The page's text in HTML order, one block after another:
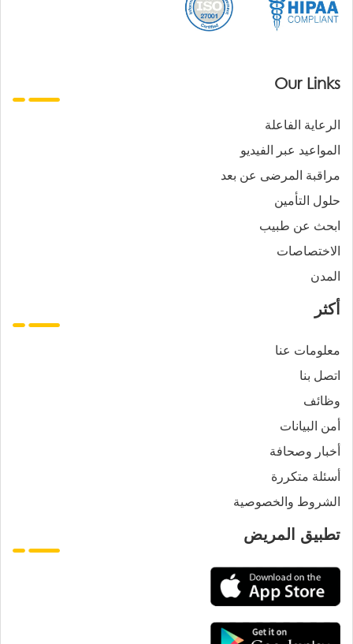
Our Links
الرعاية الفاعلة
المواعيد عبر الفيديو
مراقبة المرضى عن بعد
حلول التأمين
ابحث عن طبيب
الاختصاصات
المدن
أكثر
معلومات عنا
اتصل بنا
وظائف
أمن البيانات
أخبار وصحافة
أسئلة متكررة
الشروط والخصوصية
تطبيق المريض